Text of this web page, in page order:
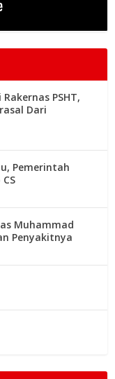
PSHT,
Dari
Pemerintah
Muhammad
Penyakitnya